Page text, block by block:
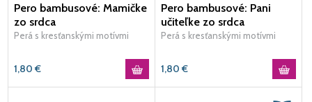
Pero bambusové: Mamičke
zo srdca
Perá s kresťanskými motívmi
1,80 €
Pero bambusové: Pani
učiteľke zo srdca
Perá s kresťanskými motívmi
1,80 €